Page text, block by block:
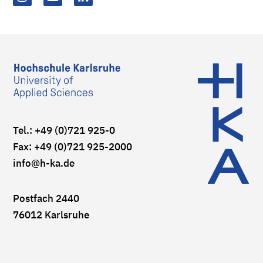
Tel.: +49 (0)721 925-0
Fax: +49 (0)721 925-2000
info@h-ka.de
Postfach 2440
76012 Karlsruhe